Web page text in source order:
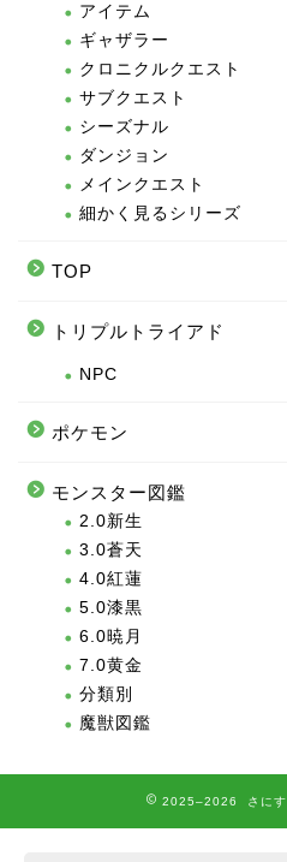
アイテム
ギャザラー
クロニクルクエスト
サブクエスト
シーズナル
ダンジョン
メインクエスト
細かく見るシリーズ
TOP
トリプルトライアド
NPC
ポケモン
モンスター図鑑
2.0新生
3.0蒼天
4.0紅蓮
5.0漆黒
6.0暁月
7.0黄金
分類別
魔獣図鑑
2025–2026 さにす